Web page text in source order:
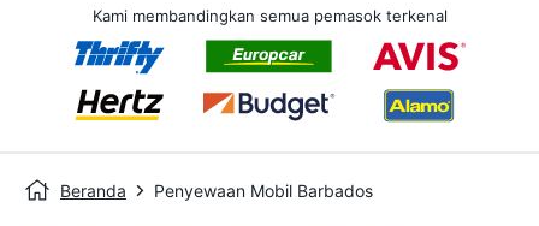
Kami membandingkan semua pemasok terkenal
Beranda Penyewaan Mobil Barbados